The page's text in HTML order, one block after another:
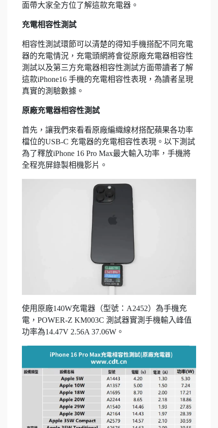
面帶大家全方位了解這款充電器。
充電相容性測試
相容性測試環節可以清楚的得知手機搭配不同充電
器的充電情況，充電頭網將會從原廠充電器相容性
測試以及第三方充電器相容性測試方面帶讀者了解
這款iPhone16 手機的充電相容性表現，為讀者呈現
真實的測驗數據。
原廠充電器相容性測試
首先，讓我們來看看原廠編織線材搭配蘋果各功率
檔位的USB-C 充電器的充電相容性表現。以下測試
為了釋放iPhone 16 Pro Max最大輸入功率，手機將
全程亮屏錄製相機影片。
使用原廠140W充電器（型號：A2452）為手機充
電，POWER-Z KM003C 測試器實測手機輸入峰值
功率為14.47V 2.56A 37.06W。